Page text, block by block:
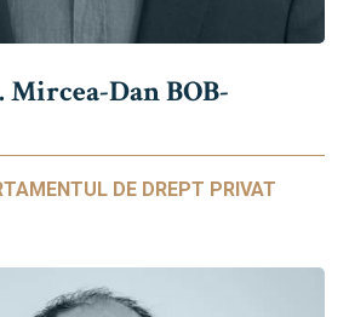
Dan BOB-
DE DREPT PRIVAT